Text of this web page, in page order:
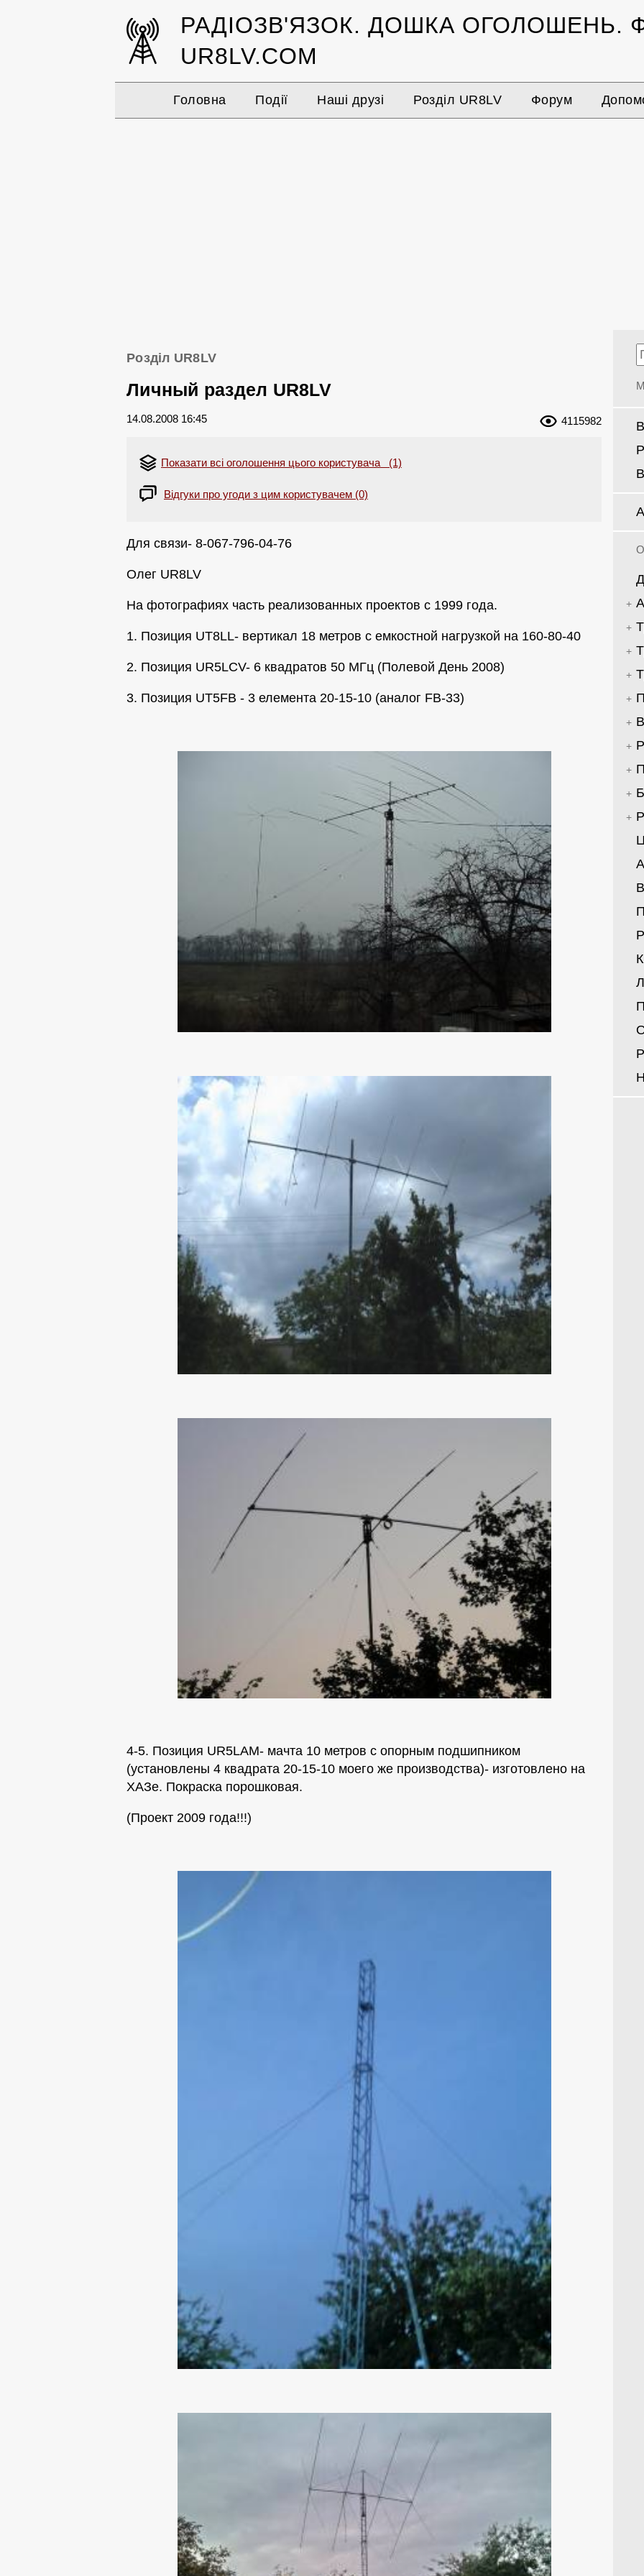
РАДІОЗВ'ЯЗОК. ДОШКА ОГОЛОШЕНЬ.
UR8LV.COM
Головна Події Наші друзі Розділ UR8LV Форум
Розділ UR8LV
Личный раздел UR8LV
14.08.2008 16:45 4115982
Показати всі оголошення цього користувача (1)
Відгуки про угоди з цим користувачем (0)
Для связи- 8-067-796-04-76
Олег UR8LV
На фотографиях часть реализованных проектов с 1999 года.
1. Позиция UT8LL- вертикал 18 метров с емкостной нагрузкой на 160-80-40
2. Позиция UR5LCV- 6 квадратов 50 МГц (Полевой День 2008)
3. Позиция UT5FB - 3 елемента 20-15-10 (аналог FB-33)
4-5. Позиция UR5LAM- мачта 10 метров с опорным подшипником
(установлены 4 квадрата 20-15-10 моего же производства)- изготовлено на
ХАЗе. Покраска порошковая.
(Проект 2009 года!!!)